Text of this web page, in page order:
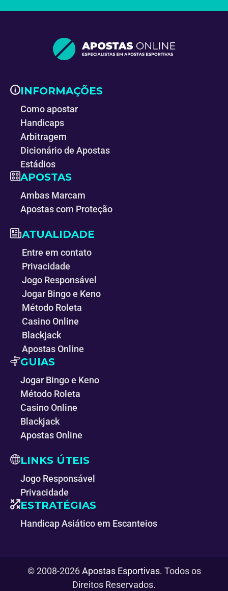
INFORMAÇÕES
Como apostar
Handicaps
Arbitragem
Dicionário de Apostas
Estádios
APOSTAS
Ambas Marcam
Apostas com Proteção
ATUALIDADE
Entre em contato
Privacidade
Jogo Responsável
Jogar Bingo e Keno
Método Roleta
Casino Online
Blackjack
Apostas Online
GUIAS
Jogar Bingo e Keno
Método Roleta
Casino Online
Blackjack
Apostas Online
LINKS ÚTEIS
Jogo Responsável
Privacidade
ESTRATÉGIAS
Handicap Asiático em Escanteios
© 2008-2026Apostas Esportivas. Todos os
Direitos Reservados.